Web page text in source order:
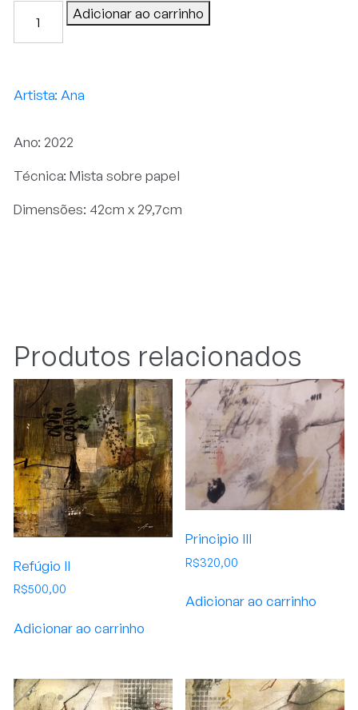
Lembrança
Adicionar ao carrinho
Ana
Ano: 2022
Técnica: Mista sobre papel
Dimensões: 42cm x 29,7cm
Produtos relacionados
Refúgio II
R$500,00
Adicionar ao carrinho
Principio III
R$320,00
Adicionar ao carrinho